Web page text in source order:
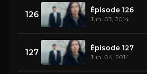
126 Épisode 126
Jun. 03, 2014
127 Épisode 127
Jun. 04, 2014